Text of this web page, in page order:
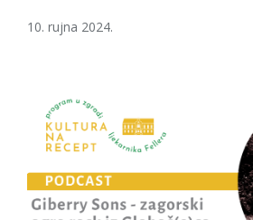
10. rujna 2024.